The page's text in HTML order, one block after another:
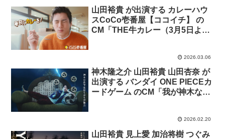
山田裕貴 が出演する カレーハウ
スCoCo壱番屋【ココイチ】 の
CM「THE牛カレー（3月5日より
2026.03.06
神木隆之介 山田裕貴 山田杏奈 が
出演する バンダイ ONE PIECEカ
ードゲーム のCM「我が神木な
2026.02.20
山田裕貴 見上愛 加治将樹 つぐみ